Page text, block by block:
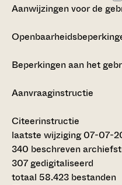
Aanwijzingen voor de
Beperkingen aan het
Aanvraaginstructie
Citeerinstructie
laatste wijziging 07-07-
340 beschreven
307 gedigitaliseerd
totaal 58.423 bestanden